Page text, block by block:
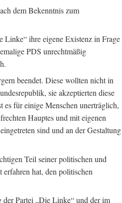
dem Bekenntnis zum
Linke“ ihre eigene Existenz in Frage
PDS unrechtmäßig
beendet. Diese wollten nicht in
sie akzeptierten diese
es für einige Menschen unerträglich,
Hauptes und mit eigenen
sind und an der Gestaltung
Teil seiner politischen und
erfahren hat, den politischen
Partei „Die Linke“ und der im